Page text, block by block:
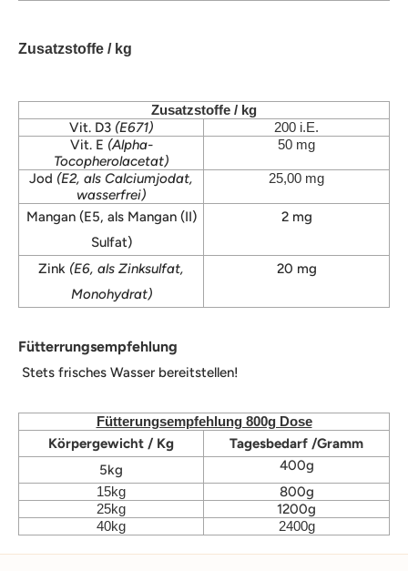
Zusatzstoffe / kg
Zusatzstoffe / kg
Vit. D3 (E671) 200 i.E.
Vit. E (Alpha-
Tocopherolacetat)
50 mg
Jod (E2, als Calciumjodat,
wasserfrei)
25,00 mg
Mangan (E5, als Mangan (II)
Sulfat)
2 mg
Zink (E6, als Zinksulfat,
Monohydrat)
20 mg
Fütterrungsempfehlung
Stets frisches Wasser bereitstellen!
Fütterungsempfehlung 800g Dose
Körpergewicht / Kg
Tagesbedarf /Gramm
5kg
400g
15kg 800g
25kg 1200g
40kg 2400g